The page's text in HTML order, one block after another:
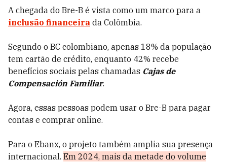
A chegada do Bre-B é vista como um marco para a
inclusão financeira da Colômbia.
Segundo o BC colombiano, apenas 18% da população
tem cartão de crédito, enquanto 42% recebe
benefícios sociais pelas chamadas Cajas de
Compensación Familiar.
Agora, essas pessoas podem usar o Bre-B para pagar
contas e comprar online.
Para o Ebanx, o projeto também amplia sua presença
internacional. Em 2024, mais da metade do volume